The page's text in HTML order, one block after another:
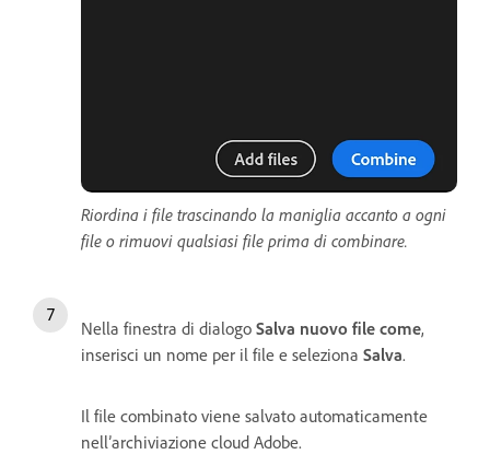
Riordina i file trascinando la maniglia accanto a ogni
file o rimuovi qualsiasi file prima di combinare.
Nella finestra di dialogo Salva nuovo file come,
inserisci un nome per il file e seleziona Salva.
Il file combinato viene salvato automaticamente
nell’archiviazione cloud Adobe.